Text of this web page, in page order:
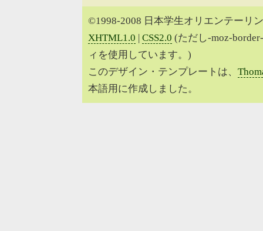
©1998-2008 日本学生オリエンテーリ
XHTML1.0 | CSS2.0 (ただし-moz-
ィを使用しています。)
このデザイン・テンプレートは、
本語用に作成しました。